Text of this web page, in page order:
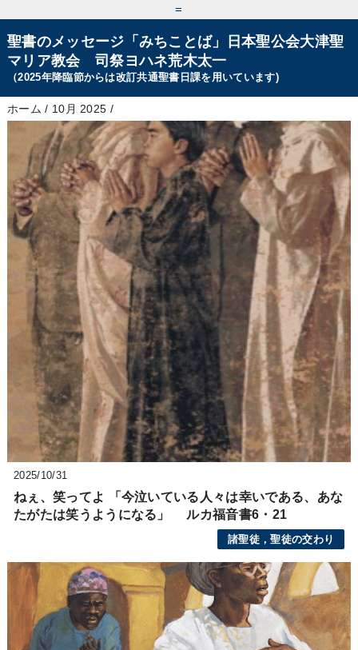
=
聖書のメッセージ「みちことば」日本聖公会大津聖
マリア教会 司祭ヨハネ荒木太一
（2025年降臨節からは改訂共通聖書日課を用いています)
ホーム / 10月 2025 /
2025/10/31
ねぇ、笑ってよ 「今泣いている人々は幸いである、あな
たがたは笑うようになる」 ルカ福音書6・21
諸聖徒，聖徒の交わり